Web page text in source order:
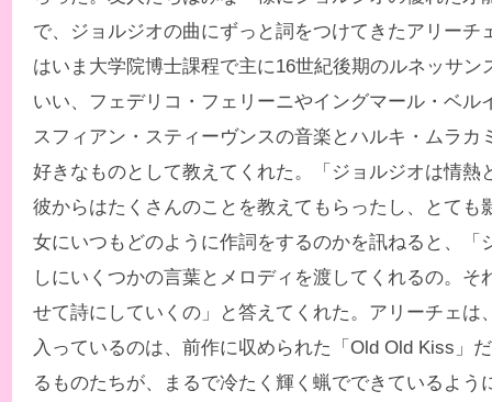
で、ジョルジオの曲にずっと詞をつけてきたアリーチ
はいま大学院博士課程で主に16世紀後期のルネッサン
いい、フェデリコ・フェリーニやイングマール・ベル
スフィアン・スティーヴンスの音楽とハルキ・ムラカ
好きなものとして教えてくれた。「ジョルジオは情熱
彼からはたくさんのことを教えてもらったし、とても
女にいつもどのように作詞をするのかを訊ねると、「
しにいくつかの言葉とメロディを渡してくれるの。そ
せて詩にしていくの」と答えてくれた。アリーチェは
入っているのは、前作に収められた「Old Old Kiss」
るものたちが、まるで冷たく輝く蝋でできているよう